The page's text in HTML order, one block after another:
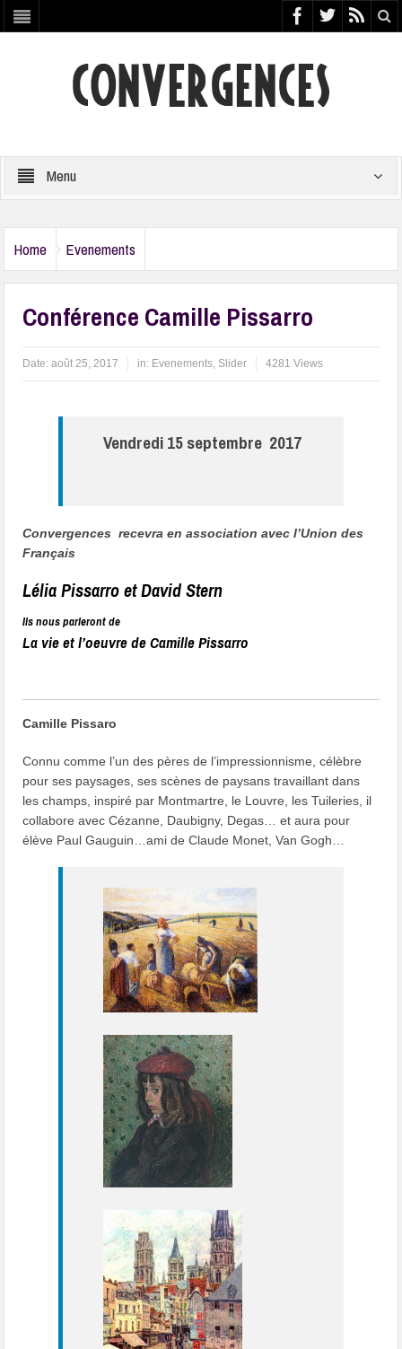
Menu
Home Evenements
Conférence Camille Pissarro
Date:août 25, 2017 in: Evenements, Slider 4281 Views
Vendredi 15 septembre 2017
Convergences recevra en association avec l’Union des
Français
Lélia Pissarro et David Stern
Ils nous parleront de
La vie et l’oeuvre de Camille Pissarro
Camille Pissaro
Connu comme l’un des pères de l’impressionnisme, célèbre
pour ses paysages, ses scènes de paysans travaillant dans
les champs, inspiré par Montmartre, le Louvre, les Tuileries, il
collabore avec Cézanne, Daubigny, Degas… et aura pour
élève Paul Gauguin…ami de Claude Monet, Van Gogh…